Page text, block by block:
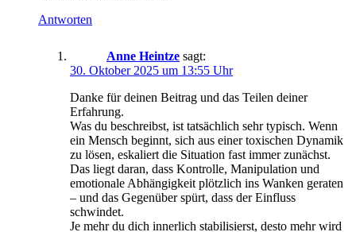
Antworten
Anne Heintze sagt:
30. Oktober 2025 um 13:55 Uhr
Danke für deinen Beitrag und das Teilen deiner
Erfahrung.
Was du beschreibst, ist tatsächlich sehr typisch. Wenn
ein Mensch beginnt, sich aus einer toxischen Dynamik
zu lösen, eskaliert die Situation fast immer zunächst.
Das liegt daran, dass Kontrolle, Manipulation und
emotionale Abhängigkeit plötzlich ins Wanken geraten
– und das Gegenüber spürt, dass der Einfluss
schwindet.
Je mehr du dich innerlich stabilisierst, desto mehr wird